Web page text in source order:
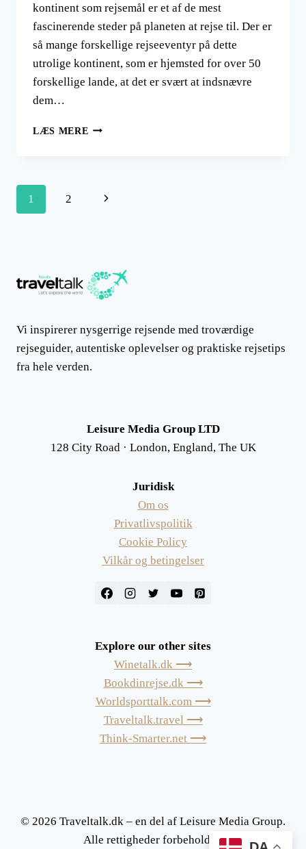
kontinent som rejsemål er et af de mest
fascinerende steder på planeten at rejse til. Der er
så mange forskellige rejseeventyr på dette
utrolige kontinent, som er hjemsted for over 50
forskellige lande, at det er svært at indsnævre
dem…
LÆS MERE REJSER
NYE
Side
1 2
Næste
Vi inspirerer nysgerrige rejsende med troværdige
rejseguider, autentiske oplevelser og praktiske rejsetips
fra hele verden.
Leisure Media Group LTD
128 City Road · London, England, The UK
Juridisk
Om os
Privatlivspolitik
Cookie Policy
Vilkår og betingelser
Explore our other sites
Winetalk.dk ⟶
Bookdinrejse.dk ⟶
Worldsporttalk.com ⟶
Traveltalk.travel ⟶
Think-Smarter.net ⟶
© 2026 Traveltalk.dk – en del af Leisure Media Group.
Alle rettigheder forbeholdes.